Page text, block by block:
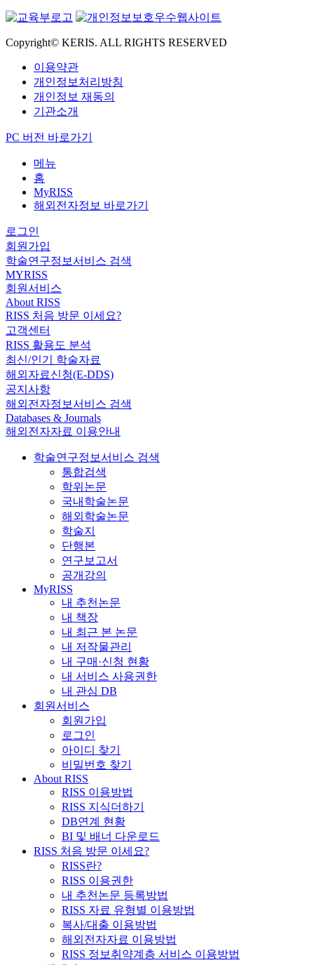
Copyright© KERIS. ALL RIGHTS RESERVED
이용약관
개인정보처리방침
개인정보 재동의
기관소개
PC 버전 바로가기
메뉴
홈
MyRISS
해외전자정보 바로가기
로그인
회원가입
학술연구정보서비스 검색
MYRISS
회원서비스
About RISS
RISS 처음 방문 이세요?
고객센터
RISS 활용도 분석
최신/인기 학술자료
해외자료신청(E-DDS)
공지사항
해외전자정보서비스 검색
Databases & Journals
해외전자자료 이용안내
학술연구정보서비스 검색
통합검색
학위논문
국내학술논문
해외학술논문
학술지
단행본
연구보고서
공개강의
MyRISS
내 추천논문
내 책장
내 최근 본 논문
내 저작물관리
내 구매·신청 현황
내 서비스 사용권한
내 관심 DB
회원서비스
회원가입
로그인
아이디 찾기
비밀번호 찾기
About RISS
RISS 이용방법
RISS 지식더하기
DB연계 현황
BI 및 배너 다운로드
RISS 처음 방문 이세요?
RISS란?
RISS 이용권한
내 추천논문 등록방법
RISS 자료 유형별 이용방법
복사/대출 이용방법
해외전자자료 이용방법
RISS 정보취약계층 서비스 이용방법